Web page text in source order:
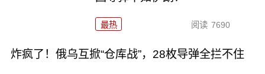
最热 阅读 7690
炸疯了！俄乌互掀“仓库战”，28枚导弹全拦不住